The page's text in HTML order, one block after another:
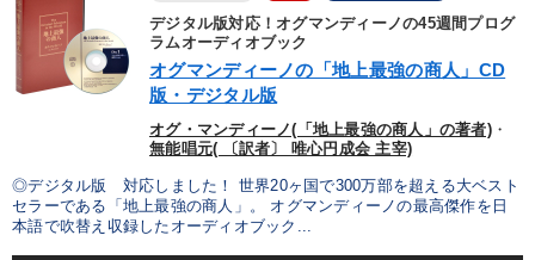
デジタル版対応！オグマンディーノの45週間プログ
ラムオーディオブック
オグマンディーノの「地上最強の商人」CD
版・デジタル版
オグ・マンディーノ(「地上最強の商人」の著者)・
無能唱元( 〔訳者〕 唯心円成会 主宰)
◎デジタル版 対応しました！ 世界20ヶ国で300万部を超える大ベスト
セラーである「地上最強の商人」。 オグマンディーノの最高傑作を日
本語で吹替え収録したオーディオブック...